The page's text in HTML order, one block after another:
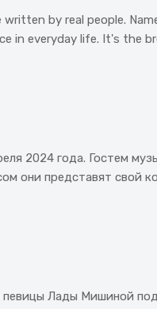
by real people.
in everyday life. It's the
2024 года. Гостем
они представят свой
певицы Лады Мишиной